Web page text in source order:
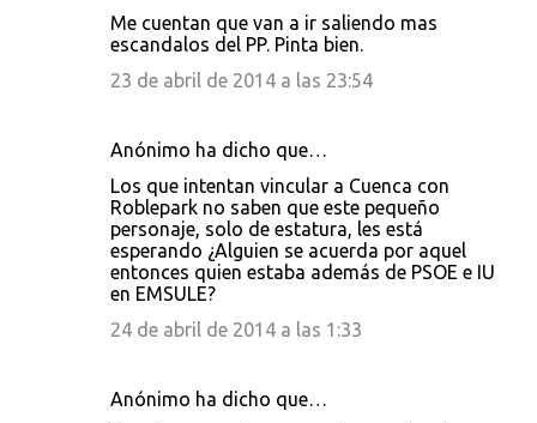
Me cuentan que van a ir saliendo mas
escandalos del PP. Pinta bien.
23 de abril de 2014 a las 23:54
Anónimo ha dicho que…
Los que intentan vincular a Cuenca con
Roblepark no saben que este pequeño
personaje, solo de estatura, les está
esperando ¿Alguien se acuerda por aquel
entonces quien estaba además de PSOE e IU
en EMSULE?
24 de abril de 2014 a las 1:33
Anónimo ha dicho que…